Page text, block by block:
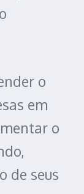
o
em
o
de seus